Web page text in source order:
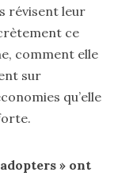
révisent leur
ce
comment elle
sur
qu’elle
» ont